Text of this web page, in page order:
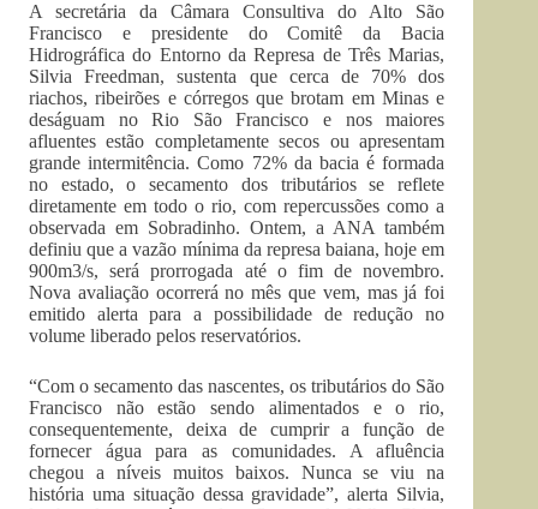
A secretária da Câmara Consultiva do Alto São
Francisco e presidente do Comitê da Bacia
Hidrográfica do Entorno da Represa de Três Marias,
Silvia Freedman, sustenta que cerca de 70% dos
riachos, ribeirões e córregos que brotam em Minas e
deságuam no Rio São Francisco e nos maiores
afluentes estão completamente secos ou apresentam
grande intermitência. Como 72% da bacia é formada
no estado, o secamento dos tributários se reflete
diretamente em todo o rio, com repercussões como a
observada em Sobradinho. Ontem, a ANA também
definiu que a vazão mínima da represa baiana, hoje em
900m3/s, será prorrogada até o fim de novembro.
Nova avaliação ocorrerá no mês que vem, mas já foi
emitido alerta para a possibilidade de redução no
volume liberado pelos reservatórios.
“Com o secamento das nascentes, os tributários do São
Francisco não estão sendo alimentados e o rio,
consequentemente, deixa de cumprir a função de
fornecer água para as comunidades. A afluência
chegou a níveis muitos baixos. Nunca se viu na
história uma situação dessa gravidade”, alerta Silvia,